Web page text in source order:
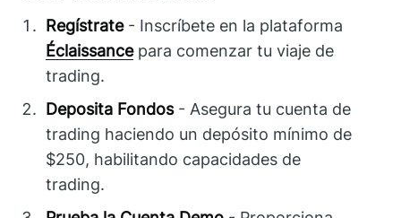
Regístrate- Inscríbete en la plataforma
Éclaissancepara comenzar tu viaje de
trading.
Deposita Fondos- Asegura tu cuenta de
trading haciendo un depósito mínimo de
$250, habilitando capacidades de
trading.